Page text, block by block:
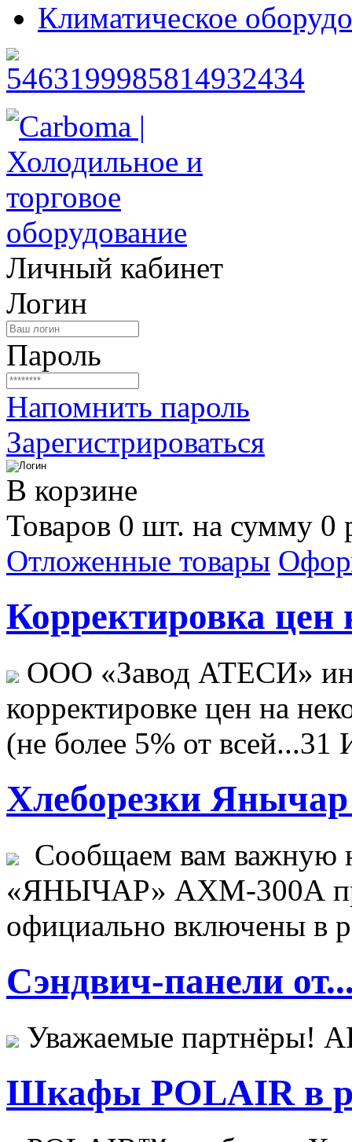
Климатическое
Личный кабинет
Логин
Пароль
Напомнить пароль
Зарегистрироваться
В корзине
Товаров 0 шт. на сумму 0
Отложенные товары
Корректировка цен
ООО «Завод АТЕСИ»
корректировке цен на
(не более 5% от всей...31
Хлеборезки Янычар
Сообщаем вам важную
«ЯНЫЧАР» АХМ-300А
официально включены в
Сэндвич-панели
Уважаемые
Шкафы POLAIR в